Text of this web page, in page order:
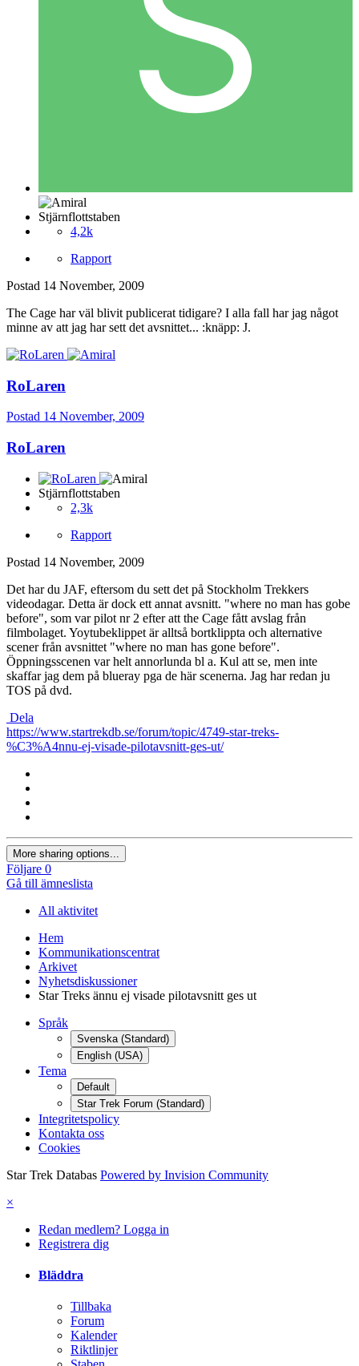
Stjärnflottstaben
4,2k
Rapport
Postad 14 November, 2009
The Cage har väl blivit publicerat tidigare? I alla fall har jag något
minne av att jag har sett det avsnittet... :knäpp: J.
RoLaren
Postad 14 November, 2009
RoLaren
Stjärnflottstaben
2,3k
Rapport
Postad 14 November, 2009
Det har du JAF, eftersom du sett det på Stockholm Trekkers
videodagar. Detta är dock ett annat avsnitt. "where no man has gobe
before", som var pilot nr 2 efter att the Cage fått avslag från
filmbolaget. Yoytubeklippet är alltså bortklippta och alternative
scener från avsnittet "where no man has gone before".
Öppningsscenen var helt annorlunda bl a. Kul att se, men inte
skaffar jag dem på blueray pga de här scenerna. Jag har redan ju
TOS på dvd.
Dela
https://www.startrekdb.se/forum/topic/4749-star-treks-
%C3%A4nnu-ej-visade-pilotavsnitt-ges-ut/
More sharing options...
Följare 0
Gå till ämneslista
All aktivitet
Hem
Kommunikationscentrat
Arkivet
Nyhetsdiskussioner
Star Treks ännu ej visade pilotavsnitt ges ut
Språk
Svenska (Standard)
English (USA)
Tema
Default
Star Trek Forum (Standard)
Integritetspolicy
Kontakta oss
Cookies
Star Trek Databas Powered by Invision Community
×
Redan medlem? Logga in
Registrera dig
Bläddra
Tillbaka
Forum
Kalender
Riktlinjer